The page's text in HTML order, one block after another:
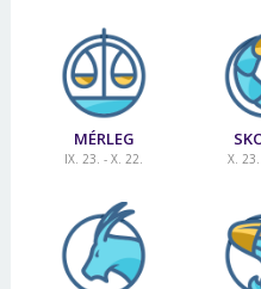
MÉRLEG
IX. 23. - X. 22. X.